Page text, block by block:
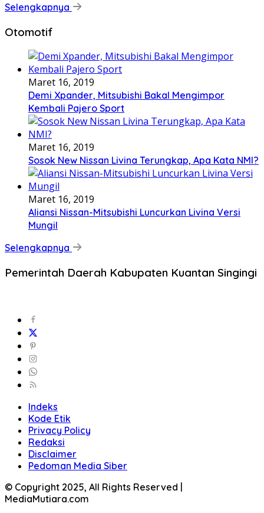
Selengkapnya
Otomotif
Maret 16, 2019
Demi Xpander, Mitsubishi Bakal Mengimpor
Kembali Pajero Sport
Maret 16, 2019
Sosok New Nissan Livina Terungkap, Apa Kata NMI?
Maret 16, 2019
Aliansi Nissan-Mitsubishi Luncurkan Livina Versi
Mungil
Selengkapnya
Pemerintah Daerah Kabupaten Kuantan Singingi
Indeks
Kode Etik
Privacy Policy
Redaksi
Disclaimer
Pedoman Media Siber
© Copyright 2025, All Rights Reserved |
MediaMutiara.com